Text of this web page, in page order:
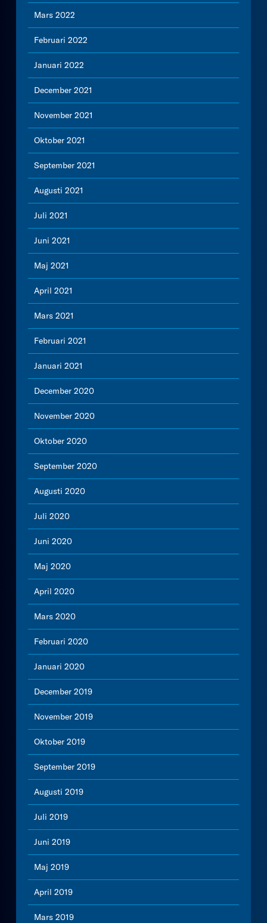
Mars 2022
Februari 2022
Januari 2022
December 2021
November 2021
Oktober 2021
September 2021
Augusti 2021
Juli 2021
Juni 2021
Maj 2021
April 2021
Mars 2021
Februari 2021
Januari 2021
December 2020
November 2020
Oktober 2020
September 2020
Augusti 2020
Juli 2020
Juni 2020
Maj 2020
April 2020
Mars 2020
Februari 2020
Januari 2020
December 2019
November 2019
Oktober 2019
September 2019
Augusti 2019
Juli 2019
Juni 2019
Maj 2019
April 2019
Mars 2019